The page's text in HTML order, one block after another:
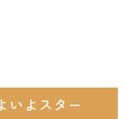
いよスター